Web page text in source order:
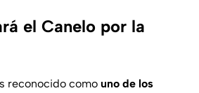
el Canelo por la
reconocido como uno de los